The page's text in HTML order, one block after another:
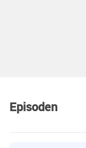
Episoden